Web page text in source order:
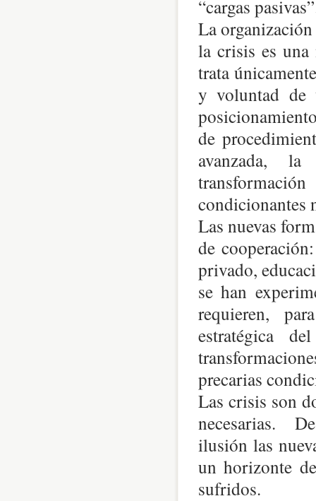
“cargas
La organización
la crisis es una
trata
y voluntad de
de
avanzada,
condicionantes
Las nuevas
de
privado,
se han
requieren,
estratégica
precarias
Las crisis son
necesarias.
ilusión las
un horizonte
sufridos.